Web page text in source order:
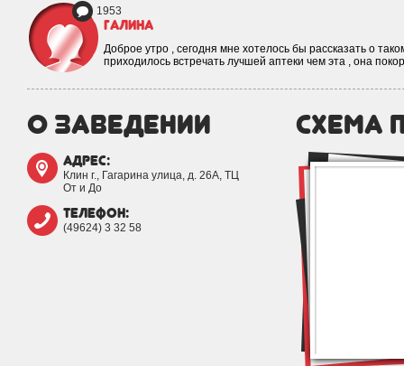
1953
Галина
Доброе утро , сегодня мне хотелось бы рассказать о
приходилось встречать лучшей аптеки чем эта , она
о заведении
адрес:
Клин г., Гагарина улица, д. 26А, ТЦ
От и До
телефон:
(49624) 3 32 58
схема